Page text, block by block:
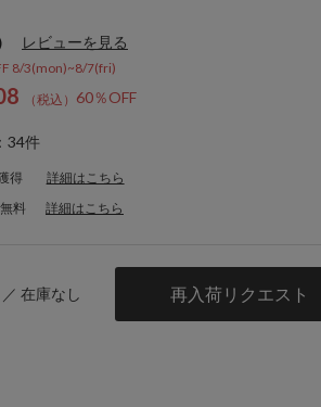
レビューを見る
8/3(mon)~8/7(fri)
60％OFF
：34件
得 詳細はこちら
在庫なし 再入荷リクエスト
料 詳細はこちら